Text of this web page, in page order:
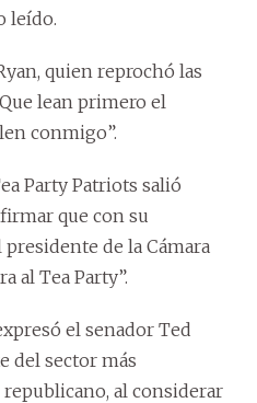
leído.
quien reprochó las
lean primero el
conmigo”.
Party Patriots salió
que con su
presidente de la Cámara
al Tea Party”.
el senador Ted
del sector más
al considerar